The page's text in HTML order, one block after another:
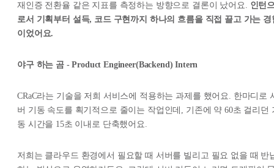
재인증 전환율 같은 지표를 측정하는 방향으로 결론이 났어요. 인턴
로서 기획부터 설득, 코드 구현까지 하나의 흐름을 직접 끌고 가는 경
이었어요.
야구 하는 곰 - Product Engineer(Backend) Intern
CRaC라는 기술을 저희 서비스에 적용하는 과제를 했어요. 한마디로
버 기동 속도를 획기적으로 줄이는 작업인데, 기존에 약 60초 걸리던
동 시간을 15초 이내로 단축했어요.
저희는 클라우드 환경에서 필요할 때 서버를 빌리고 필요 없을 때 반